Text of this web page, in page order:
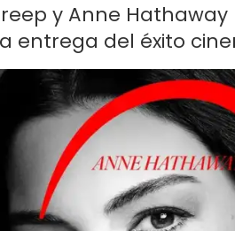
y Anne
entrega del éxito